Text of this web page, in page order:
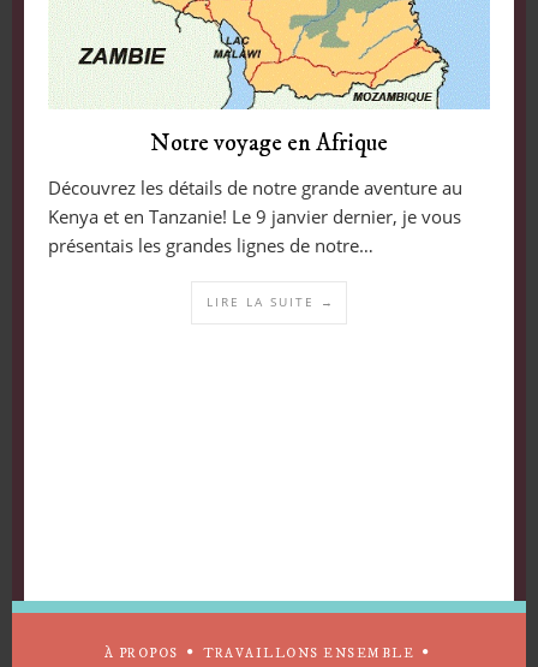
Notre voyage en Afrique
Découvrez les détails de notre grande aventure au
Kenya et en Tanzanie! Le 9 janvier dernier, je vous
présentais les grandes lignes de notre…
LIRE LA SUITE →
À PROPOS TRAVAILLONS ENSEMBLE